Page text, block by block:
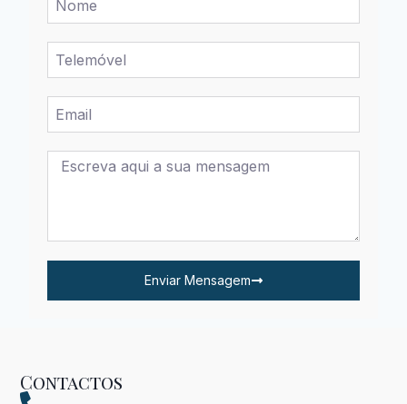
Enviar Mensagem
Contactos